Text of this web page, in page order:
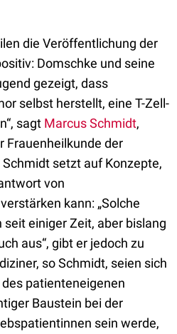
die Veröffentlichung der
Domschke und seine
gezeigt, dass
selbst herstellt, eine T-Zell-
sagt Marcus Schmidt,
Frauenheilkunde der
setzt auf Konzepte,
von
kann: „Solche
einiger Zeit, aber bislang
aus“, gibt er jedoch zu
so Schmidt, seien sich
patienteneigenen
Baustein bei der
sein werde,